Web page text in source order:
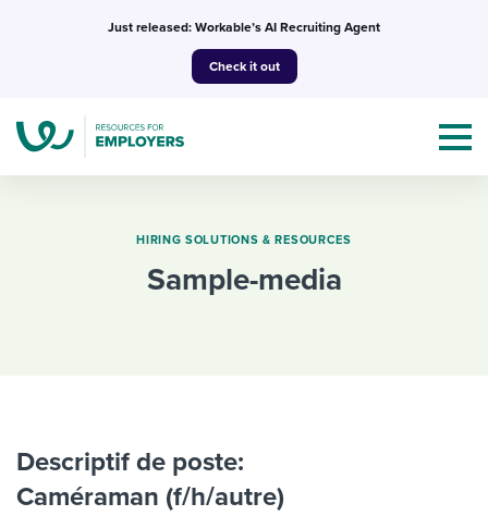
Just released: Workable’s AI Recruiting Agent
Check it out
Mobilizing AI in my work
Evaluating candidates
I WANT...
Job description templates
I WANT TO LEARN ABOUT...
Attend webinars & events
Workable customer stories
HIRING SOLUTIONS & RESOURCES
sample-media
Descriptif de poste:
Caméraman (f/h/autre)